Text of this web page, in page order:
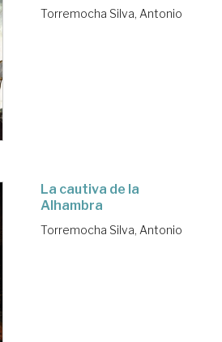
Torremocha Silva, Antonio
La cautiva de la
Alhambra
Torremocha Silva, Antonio